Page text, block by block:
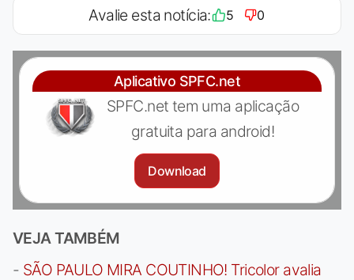
Avalie esta notícia: 5 0
Aplicativo SPFC.net
SPFC.net tem uma aplicação
gratuita para android!
Download
VEJA TAMBÉM
- SÃO PAULO MIRA COUTINHO! Tricolor avalia